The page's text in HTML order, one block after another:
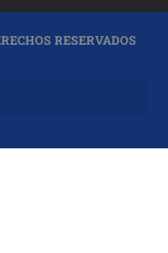
RESERVADOS